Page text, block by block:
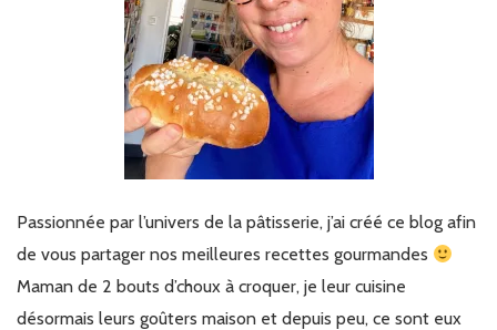
Passionnée par l’univers de la pâtisserie, j’ai créé ce blog afin
de vous partager nos meilleures recettes gourmandes
Maman de 2 bouts d’choux à croquer, je leur cuisine
désormais leurs goûters maison et depuis peu, ce sont eux